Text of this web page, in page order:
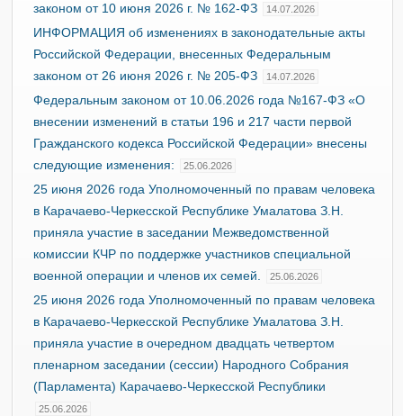
законом от 10 июня 2026 г. № 162-ФЗ
14.07.2026
ИНФОРМАЦИЯ об изменениях в законодательные акты
Российской Федерации, внесенных Федеральным
законом от 26 июня 2026 г. № 205-ФЗ
14.07.2026
Федеральным законом от 10.06.2026 года №167-ФЗ «О
внесении изменений в статьи 196 и 217 части первой
Гражданского кодекса Российской Федерации» внесены
следующие изменения:
25.06.2026
25 июня 2026 года Уполномоченный по правам человека
в Карачаево-Черкесской Республике Умалатова З.Н.
приняла участие в заседании Межведомственной
комиссии КЧР по поддержке участников специальной
военной операции и членов их семей.
25.06.2026
25 июня 2026 года Уполномоченный по правам человека
в Карачаево-Черкесской Республике Умалатова З.Н.
приняла участие в очередном двадцать четвертом
пленарном заседании (сессии) Народного Собрания
(Парламента) Карачаево-Черкесской Республики
25.06.2026